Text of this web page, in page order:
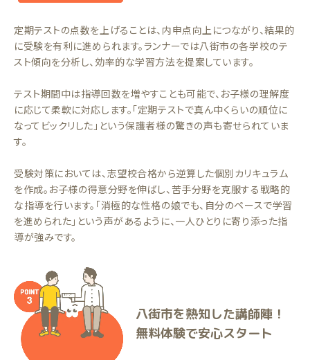
定期テストの点数を上げることは、内申点向上につながり、結果的
に受験を有利に進められます。ランナーでは八街市の各学校のテ
スト傾向を分析し、効率的な学習方法を提案しています。
テスト期間中は指導回数を増やすことも可能で、お子様の理解度
に応じて柔軟に対応します。「定期テストで真ん中くらいの順位に
なってビックリした」という保護者様の驚きの声も寄せられていま
す。
受験対策においては、志望校合格から逆算した個別カリキュラム
を作成。お子様の得意分野を伸ばし、苦手分野を克服する戦略的
な指導を行います。「消極的な性格の娘でも、自分のペースで学習
を進められた」という声があるように、一人ひとりに寄り添った指
導が強みです。
八街市を熟知した講師陣！
無料体験で安心スタート